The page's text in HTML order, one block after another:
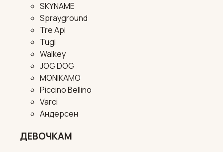
SKYNAME
Sprayground
Tre Api
Tugi
Walkey
JOG DOG
MONIKAMO
Piccino Bellino
Varci
Андерсен
ДЕВОЧКАМ